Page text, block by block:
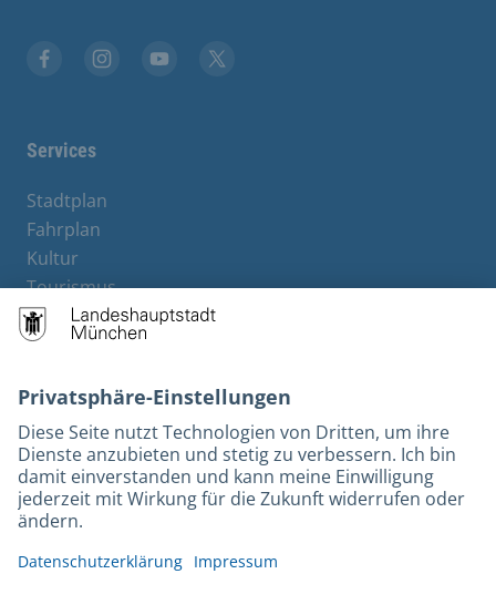
Services
Stadtplan
Fahrplan
Kultur
Tourismus
M-Strom
Bürgerservice
Kontakt
Barrierefreiheit
Leichte Sprache
Gebärdensprache